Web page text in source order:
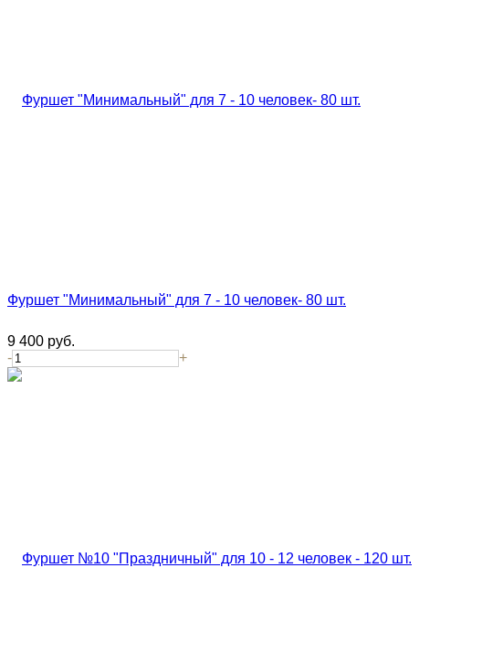
Фуршет "Минимальный" для 7 - 10 человек- 80 шт.
9 400 руб.
-
+